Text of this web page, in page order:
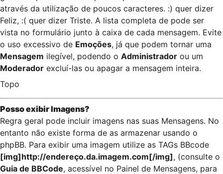
através da utilização de poucos caracteres. :) quer dizer
Feliz, :( quer dizer Triste. A lista completa de pode ser
vista no formulário junto à caixa de cada mensagem. Evite
o uso excessivo de Emoções, já que podem tornar uma
Mensagem ilegível, podendo o Administrador ou um
Moderador excluí-las ou apagar a mensagem inteira.
Topo
Posso exibir Imagens?
Regra geral pode incluir imagens nas suas Mensagens. No
entanto não existe forma de as armazenar usando o
phpBB. Para exibir uma imagem utilize as TAGs BBcode
[img]http://endereço.da.imagem.com[/img], (consulte o
Guia de BBCode, acessível no Painel de Mensagens, para